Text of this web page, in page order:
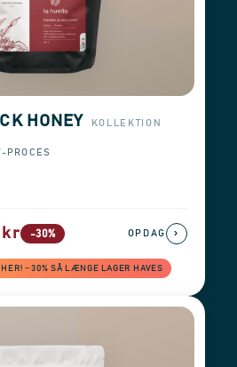
HONEY KOLLEKTION
PROCES
kr -30%
−30% SÅ LÆNGE LAGER HAVES
OPDAG ›